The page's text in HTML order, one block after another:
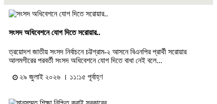
সংসদ অধিবেশনে যোগ দিতে সরোয়ার..
ত্রয়োদশ জাতীয় সংসদ নির্বাচনে চট্টগ্রাম-২ আসনে বিএনপির প্রার্থী সরোয়ার
আলমগীরের পরবর্তী সংসদ অধিবেশনে যোগ দিতে বাধা নেই বলে...
২৯ জুলাই ২০২৬ । ১১:১৫ পূর্বাহ্ণ